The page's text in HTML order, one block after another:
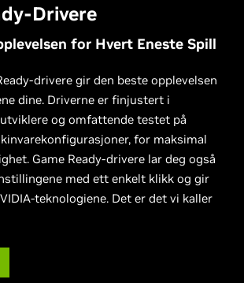
Drivere
for Hvert Eneste Spill
drivere gir den beste opplevelsen
dine. Driverne er finjustert i
og omfattende testet på
for maksimal
Game Ready-drivere lar deg også
med ett enkelt klikk og gir
teknologiene. Det er det vi kaller